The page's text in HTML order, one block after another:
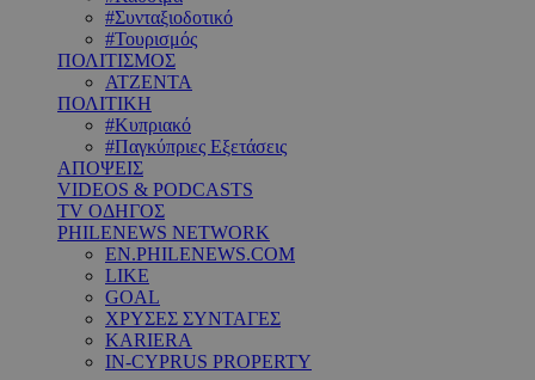
#Συνταξιοδοτικό
#Τουρισμός
ΠΟΛΙΤΙΣΜΟΣ
ΑΤΖΕΝΤΑ
ΠΟΛΙΤΙΚΗ
#Κυπριακό
#Παγκύπριες Εξετάσεις
ΑΠΟΨΕΙΣ
VIDEOS & PODCASTS
TV ΟΔΗΓΟΣ
PHILENEWS NETWORK
EN.PHILENEWS.COM
LIKE
GOAL
ΧΡΥΣΕΣ ΣΥΝΤΑΓΕΣ
KARIERA
IN-CYPRUS PROPERTY